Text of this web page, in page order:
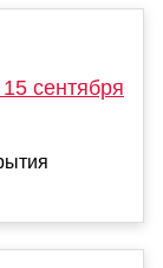
сентября